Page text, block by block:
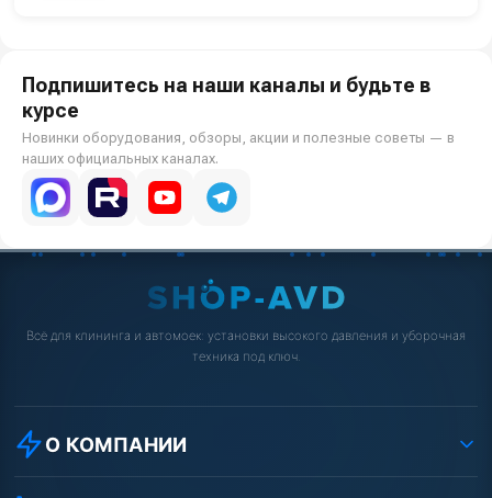
Подпишитесь на наши каналы и будьте в
курсе
Новинки оборудования, обзоры, акции и полезные советы — в
наших официальных каналах.
Всё для клининга и автомоек: установки высокого давления и уборочная
техника под ключ.
О КОМПАНИИ
О компании